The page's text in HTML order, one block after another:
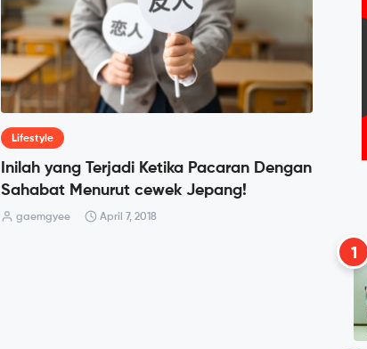
Lifestyle
Inilah yang Terjadi Ketika Pacaran Dengan
Sahabat Menurut cewek Jepang!
gaemgyee April 7, 2018
1